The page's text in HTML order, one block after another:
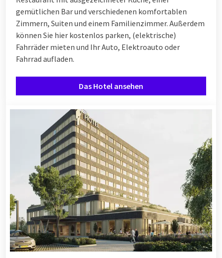
gemütlichen Bar und verschiedenen komfortablen
Zimmern, Suiten und einem Familienzimmer. Außerdem
können Sie hier kostenlos parken, (elektrische)
Fahrräder mieten und Ihr Auto, Elektroauto oder
Fahrrad aufladen.
Das Hotel ansehen